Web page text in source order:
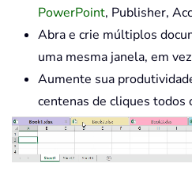
PowerPoint, Publisher,
Abra e crie múltiplos
uma mesma janela, em
Aumente sua
centenas de cliques todos